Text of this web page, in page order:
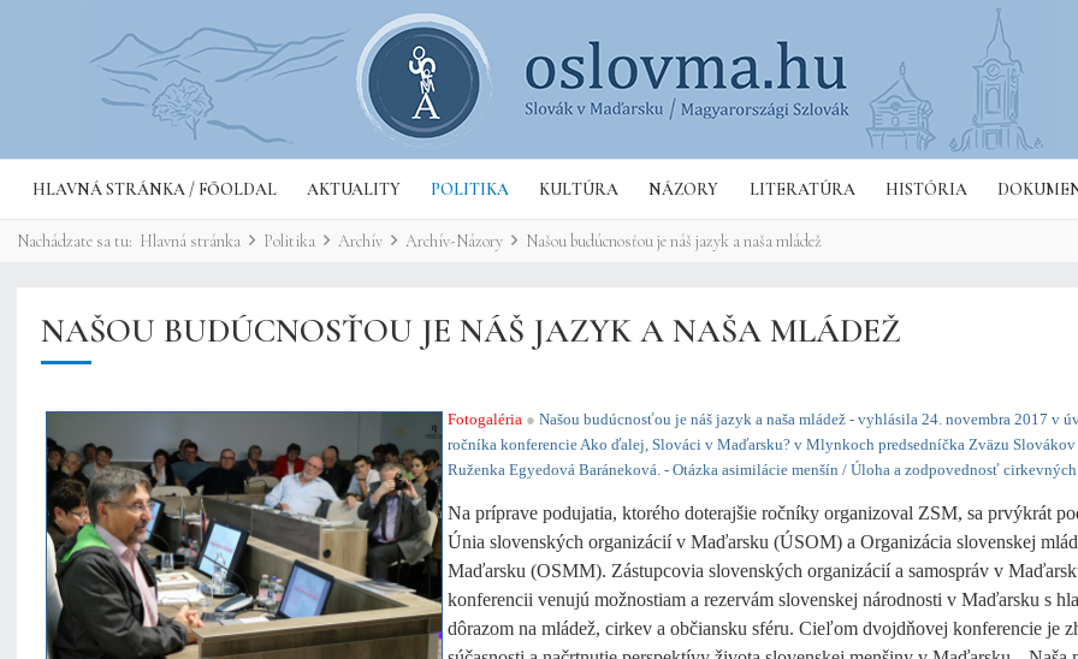
HLAVNÁ STRÁNKA / FŐOLDAL AKTUALITY POLITIKA KULTÚRA NÁZORY LITERATÚRA HISTÓRIA
Nachádzate sa tu: Hlavná stránka Politika Archív Archív-Názory Našou budúcnosťou je náš jazyk a naša mládež
NAŠOU BUDÚCNOSŤOU JE NÁŠ JAZYK A NAŠA MLÁDEŽ
Fotogaléria ● Našou budúcnosťou je náš jazyk a naša mládež - vyhlásila 24. novembra 2017 v
ročníka konferencie Ako ďalej, Slováci v Maďarsku? v Mlynkoch predsedníčka Zväzu
Ruženka Egyedová Baráneková. - Otázka asimilácie menšín / Úloha a zodpovednosť
Na príprave podujatia, ktorého doterajšie ročníky organizoval ZSM, sa prvýkrát
Únia slovenských organizácií v Maďarsku (ÚSOM) a Organizácia slovenskej
Maďarsku (OSMM). Zástupcovia slovenských organizácií a samospráv v
konferencii venujú možnostiam a rezervám slovenskej národnosti v Maďarsku s
dôrazom na mládež, cirkev a občiansku sféru. Cieľom dvojdňovej konferencie je